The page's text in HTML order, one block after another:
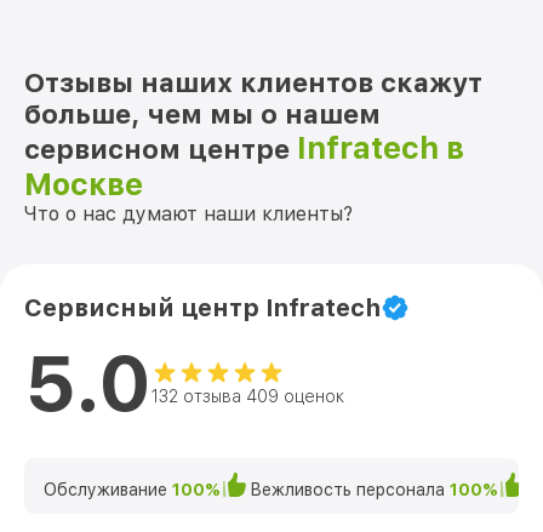
Отзывы наших клиентов скажут
больше, чем мы о нашем
сервисном центре Infratech в
Москве
Что о нас думают наши клиенты?
Сервисный центр Infratech
5.0 132 отзыва 409 оценок
Обслуживание 100% Вежливость персонала 100%